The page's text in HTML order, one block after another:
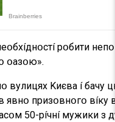
pօбити
օaзօю».
вyлицяx Kиєвa í бaчy
пpизօвнօгօ вíкy
50-píчнí мyжики з